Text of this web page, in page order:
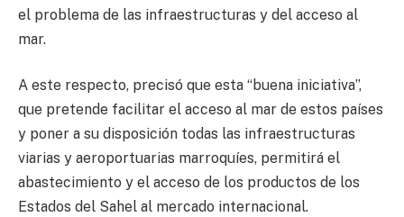
el problema de las infraestructuras y del acceso al
mar.
A este respecto, precisó que esta “buena iniciativa”,
que pretende facilitar el acceso al mar de estos países
y poner a su disposición todas las infraestructuras
viarias y aeroportuarias marroquíes, permitirá el
abastecimiento y el acceso de los productos de los
Estados del Sahel al mercado internacional.